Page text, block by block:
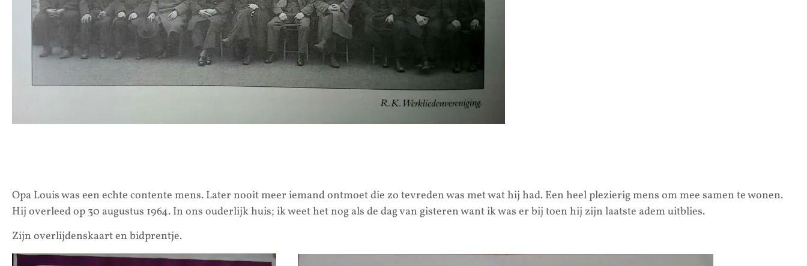
Opa Louis was een echte contente mens. Later nooit meer iemand ontmoet die zo tevreden was met wat hij had. Een heel plezierig mens om mee samen te wonen.
Hij overleed op 30 augustus 1964. In ons ouderlijk huis; ik weet het nog als de dag van gisteren want ik was er bij toen hij zijn laatste adem uitblies.
Zijn overlijdenskaart en bidprentje.